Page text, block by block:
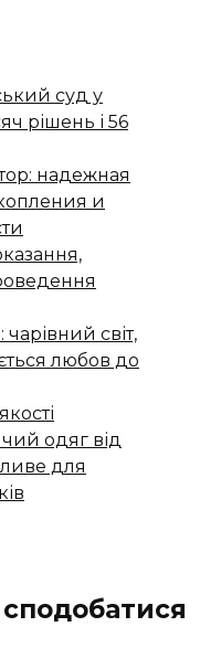
суд у
рішень і 56
надежная
и
світ,
любов до
одяг від
для